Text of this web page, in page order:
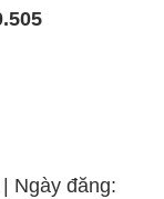
Ngày đăng: